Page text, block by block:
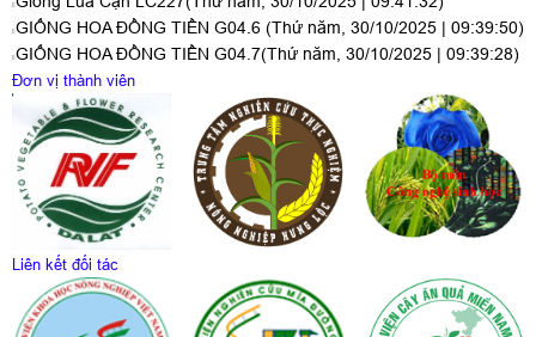
GIỐNG HOA ĐỒNG TIỀN G04.6 (Thứ năm, 30/10/2025 | 09:39:50)
GIỐNG HOA ĐỒNG TIỀN G04.7(Thứ năm, 30/10/2025 | 09:39:28)
Đơn vị thành viên
Liên kết đối tác